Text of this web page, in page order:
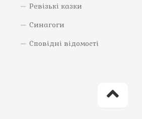
Ревізькі казки
Синагоги
Сповідні відомості